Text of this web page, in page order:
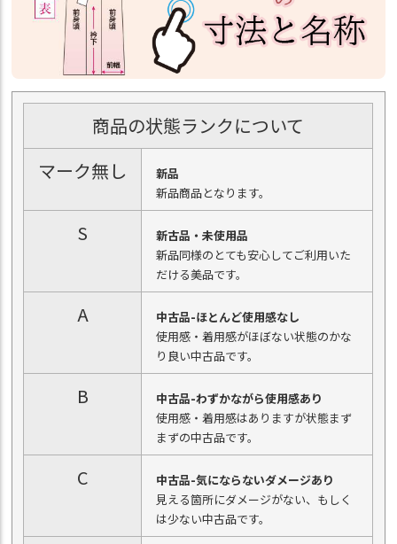
商品の状態ランクについて
マーク無し
新品
新品商品となります。
S
新古品・未使用品
新品同様のとても安心してご利用いた
だける美品です。
A
中古品-ほとんど使用感なし
使用感・着用感がほぼない状態のかな
り良い中古品です。
B
中古品-わずかながら使用感あり
使用感・着用感はありますが状態まず
まずの中古品です。
C
中古品-気にならないダメージあり
見える箇所にダメージがない、もしく
は少ない中古品です。